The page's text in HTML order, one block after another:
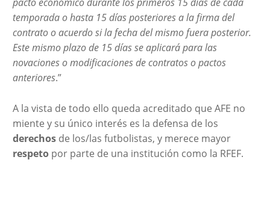
temporada o hasta 15 días posteriores a la firma del
contrato o acuerdo si la fecha del mismo fuera posterior.
Este mismo plazo de 15 días se aplicará para las
novaciones o modificaciones de contratos o pactos
anteriores.”
A la vista de todo ello queda acreditado que AFE no
miente y su único interés es la defensa de los
derechosde los/las futbolistas, y merece mayor
respetopor parte de una institución como la RFEF.